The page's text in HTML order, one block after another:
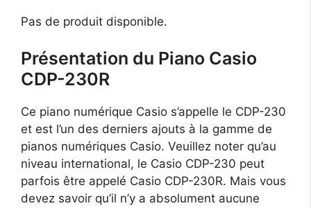
Pas de produit disponible.
Présentation du Piano Casio
CDP-230R
Ce piano numérique Casio s’appelle le CDP-230
et est l’un des derniers ajouts à la gamme de
pianos numériques Casio. Veuillez noter qu’au
niveau international, le Casio CDP-230 peut
parfois être appelé Casio CDP-230R. Mais vous
devez savoir qu’il n’y a absolument aucune